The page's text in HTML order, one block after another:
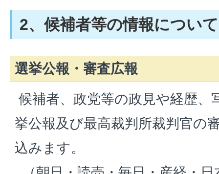
2、候補者等の情報について
選挙公報・審査広報
候補者、政党等の政見や経歴、
挙公報及び最高裁判所裁判官の
込みます。